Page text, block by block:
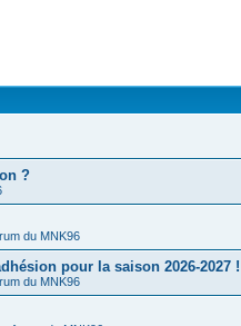
?
du MNK96
pour la saison 2026-2027 !
du MNK96